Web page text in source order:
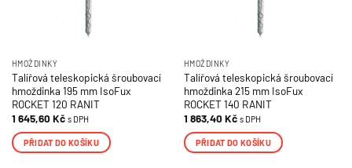
HMOŽDINKY
Talířová teleskopická šroubovací
hmoždinka 195 mm IsoFux
ROCKET 120 RANIT
1 645,60Kč s DPH
PŘIDAT DO KOŠÍKU
HMOŽDINKY
Talířová teleskopická šroubovací
hmoždinka 215 mm IsoFux
ROCKET 140 RANIT
1 863,40Kč s DPH
PŘIDAT DO KOŠÍKU